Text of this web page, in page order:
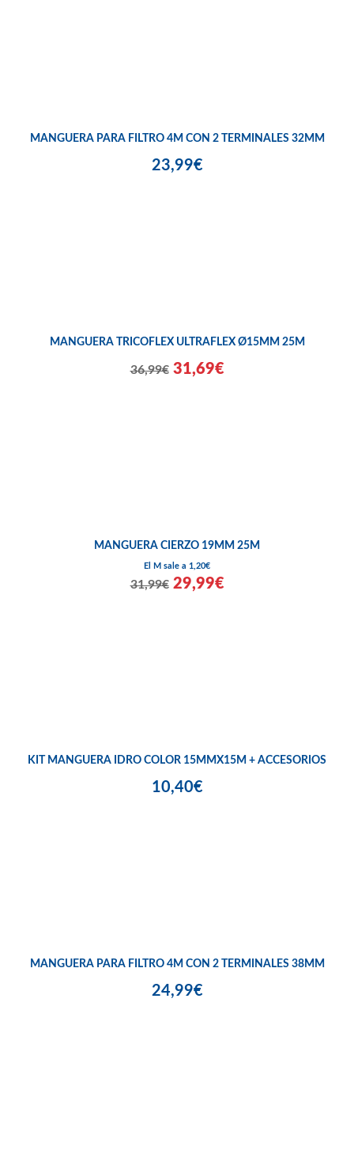
MANGUERA PARA FILTRO 4M CON 2 TERMINALES 32MM
23,99€
MANGUERA TRICOFLEX ULTRAFLEX Ø15MM 25M
36,99€ 31,69€
MANGUERA CIERZO 19MM 25M
El M sale a 1,20€
31,99€ 29,99€
KIT MANGUERA IDRO COLOR 15MMX15M + ACCESORIOS
10,40€
MANGUERA PARA FILTRO 4M CON 2 TERMINALES 38MM
24,99€